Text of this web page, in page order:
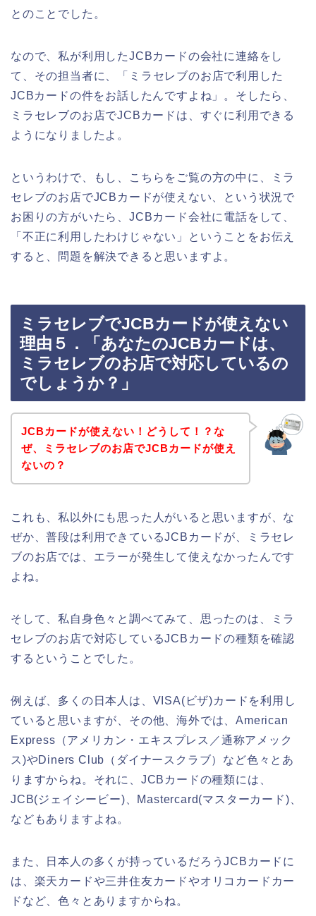
とのことでした。
なので、私が利用したJCBカードの会社に連絡をし
て、その担当者に、「ミラセレブのお店で利用した
JCBカードの件をお話したんですよね」。そしたら、
ミラセレブのお店でJCBカードは、すぐに利用できる
ようになりましたよ。
というわけで、もし、こちらをご覧の方の中に、ミラ
セレブのお店でJCBカードが使えない、という状況で
お困りの方がいたら、JCBカード会社に電話をして、
「不正に利用したわけじゃない」ということをお伝え
すると、問題を解決できると思いますよ。
ミラセレブでJCBカードが使えない
理由５．「あなたのJCBカードは、
ミラセレブのお店で対応しているの
でしょうか？」
JCBカードが使えない！どうして！？な
ぜ、ミラセレブのお店でJCBカードが使え
ないの？
これも、私以外にも思った人がいると思いますが、な
ぜか、普段は利用できているJCBカードが、ミラセレ
ブのお店では、エラーが発生して使えなかったんです
よね。
そして、私自身色々と調べてみて、思ったのは、ミラ
セレブのお店で対応しているJCBカードの種類を確認
するということでした。
例えば、多くの日本人は、VISA(ビザ)カードを利用し
ていると思いますが、その他、海外では、American
Express（アメリカン・エキスプレス／通称アメック
ス)やDiners Club（ダイナースクラブ）など色々とあ
りますからね。それに、JCBカードの種類には、
JCB(ジェイシービー)、Mastercard(マスターカード)、
などもありますよね。
また、日本人の多くが持っているだろうJCBカードに
は、楽天カードや三井住友カードやオリコカードカー
ドなど、色々とありますからね。